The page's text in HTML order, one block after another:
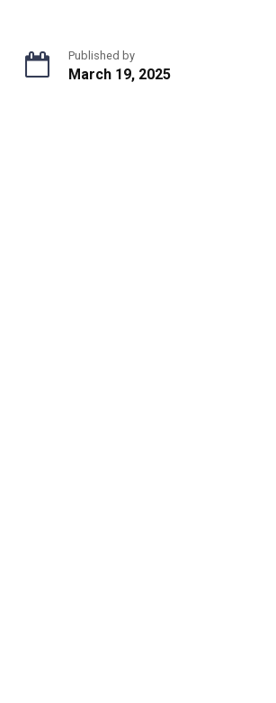
Published by
March 19, 2025